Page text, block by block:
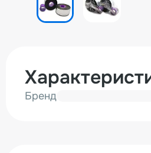
Бренд